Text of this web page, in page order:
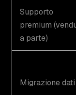
Supporto
premium
a parte)
Migrazione dati